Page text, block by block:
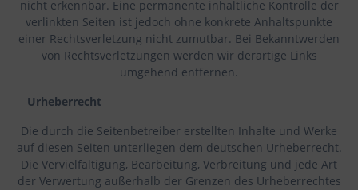
nicht erkennbar. Eine permanente inhaltliche Kontrolle der
verlinkten Seiten ist jedoch ohne konkrete Anhaltspunkte
einer Rechtsverletzung nicht zumutbar. Bei Bekanntwerden
von Rechtsverletzungen werden wir derartige Links
umgehend entfernen.
Urheberrecht
Die durch die Seitenbetreiber erstellten Inhalte und Werke
auf diesen Seiten unterliegen dem deutschen Urheberrecht.
Die Vervielfältigung, Bearbeitung, Verbreitung und jede Art
der Verwertung außerhalb der Grenzen des Urheberrechtes